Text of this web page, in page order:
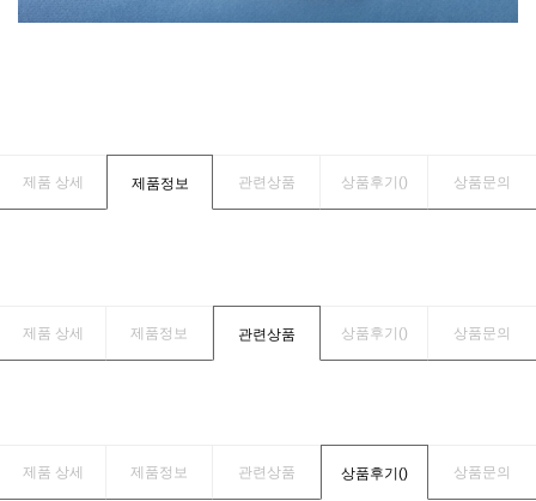
제품 상세 제품정보 관련상품 상품후기() 상품문의
제품 상세 제품정보 관련상품 상품후기() 상품문의
제품 상세 제품정보 관련상품 상품후기() 상품문의